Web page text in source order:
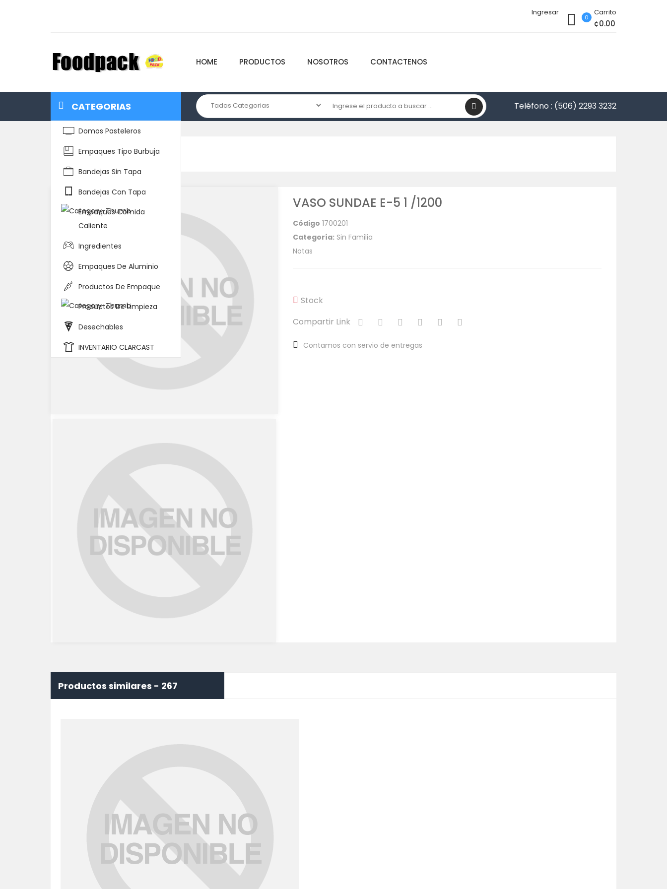
Ingresar Carrito
0
¢0.00
HOME PRODUCTOS NOSOTROS CONTACTENOS
CATEGORIAS
Domos Pasteleros
Empaques Tipo Burbuja
Bandejas Sin Tapa
Bandejas Con Tapa
Empaques Comida
Caliente
Ingredientes
Empaques De Aluminio
Productos De Empaque
Productos De Limpieza
Desechables
INVENTARIO CLARCAST
Teléfono : (506) 2293 3232
Home Detalle del Producto
VASO SUNDAE E-5 1 /1200
Código 1700201
Categoría: Sin Familia
Notas
Stock
Compartir Link
Contamos con servio de entregas
Productos similares - 267